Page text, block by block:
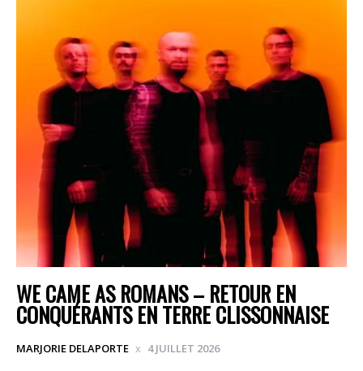
WE CAME AS ROMANS – RETOUR EN
CONQUÉRANTS EN TERRE CLISSONNAISE
MARJORIE DELAPORTE 4 JUILLET 2026